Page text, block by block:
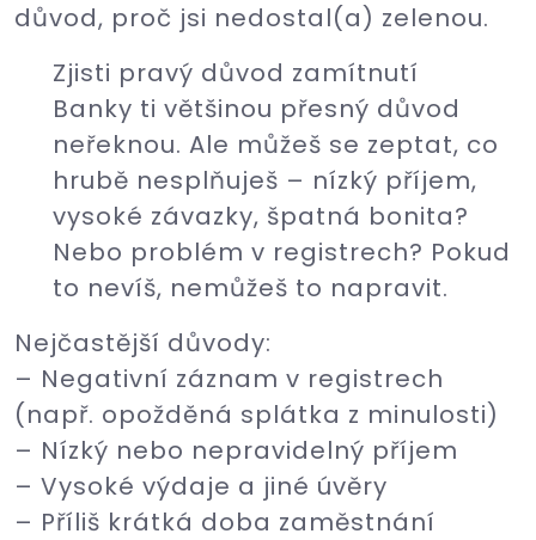
důvod, proč jsi nedostal(a) zelenou.
Zjisti pravý důvod zamítnutí
Banky ti většinou přesný důvod
neřeknou. Ale můžeš se zeptat, co
hrubě nesplňuješ – nízký příjem,
vysoké závazky, špatná bonita?
Nebo problém v registrech? Pokud
to nevíš, nemůžeš to napravit.
Nejčastější důvody:
– Negativní záznam v registrech
(např. opožděná splátka z minulosti)
– Nízký nebo nepravidelný příjem
– Vysoké výdaje a jiné úvěry
– Příliš krátká doba zaměstnání